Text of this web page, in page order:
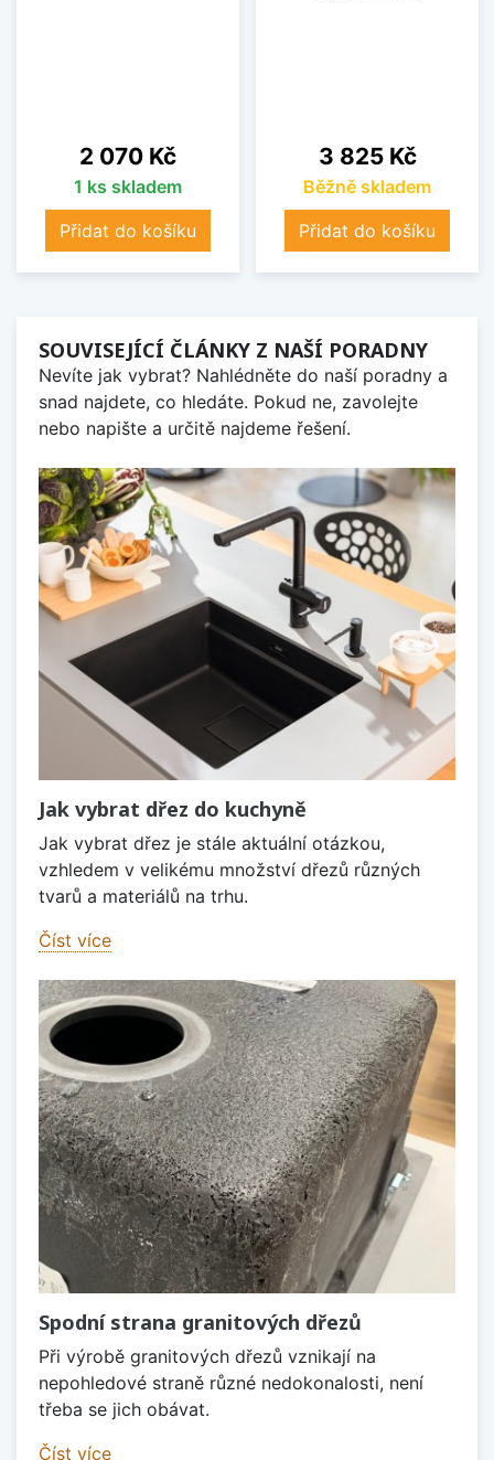
Cena
2 070 Kč
1 ks skladem
Přidat do košíku
Cena
3 825 Kč
Běžně skladem
Přidat do košíku
SOUVISEJÍCÍ ČLÁNKY Z NAŠÍ PORADNY
Nevíte jak vybrat? Nahlédněte do naší poradny a
snad najdete, co hledáte. Pokud ne, zavolejte
nebo napište a určitě najdeme řešení.
Jak vybrat dřez do kuchyně
Jak vybrat dřez je stále aktuální otázkou,
vzhledem v velikému množství dřezů různých
tvarů a materiálů na trhu.
Číst více
Spodní strana granitových dřezů
Při výrobě granitových dřezů vznikají na
nepohledové straně různé nedokonalosti, není
třeba se jich obávat.
Číst více